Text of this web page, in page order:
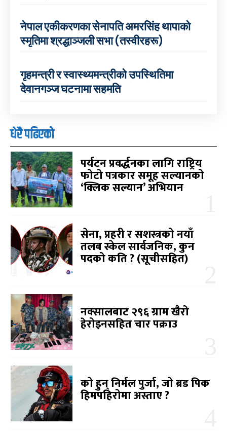
नेपाल एकीकरणका सेनापति अमरसिंह थापाको
स्मृतिमा श्रद्धाञ्जली सभा (तस्वीरहरू)
गृहमन्त्री र स्वास्थ्यमन्त्रीको उपस्थितिमा
देवानगञ्ज घटनामा सहमति
धेरै पढिएको
पर्यटन प्रवर्द्धनका लागि राष्ट्रिय
फोटो पत्रकार समूह सल्यानको
‘क्लिक सल्यान’ अभियान
सेना, प्रहरी र सशस्त्रको नयाँ
तलब स्केल सार्वजनिक, कुन
पदको कति ? (सूचीसहित)
नक्सालबाट २९६ ग्राम खैरो
हेरोइनसहित चार पक्राउ
को हुन् निर्मल पुर्जा, जो ब्रड पिक
हिमपहिरोमा अस्ताए ?